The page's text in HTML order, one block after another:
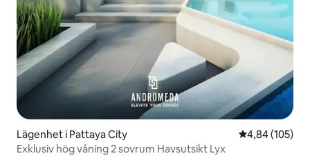
Lägenhet i Pattaya City 4,84 av 5 i
4,84 (105)
Exklusiv hög våning 2 sovrum Havsutsikt Lyx